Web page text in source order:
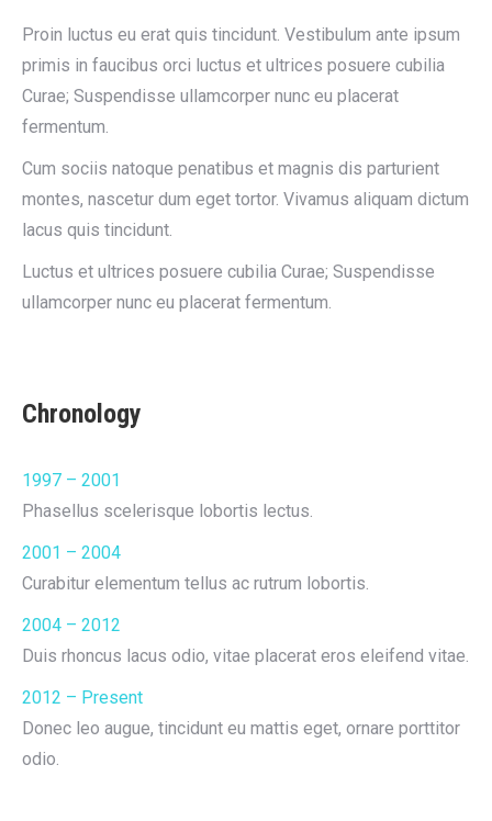
Proin luctus eu erat quis tincidunt. Vestibulum ante ipsum
primis in faucibus orci luctus et ultrices posuere cubilia
Curae; Suspendisse ullamcorper nunc eu placerat
fermentum.
Cum sociis natoque penatibus et magnis dis parturient
montes, nascetur dum eget tortor. Vivamus aliquam dictum
lacus quis tincidunt.
Luctus et ultrices posuere cubilia Curae; Suspendisse
ullamcorper nunc eu placerat fermentum.
Chronology
1997 – 2001
Phasellus scelerisque lobortis lectus.
2001 – 2004
Curabitur elementum tellus ac rutrum lobortis.
2004 – 2012
Duis rhoncus lacus odio, vitae placerat eros eleifend vitae.
2012 – Present
Donec leo augue, tincidunt eu mattis eget, ornare porttitor
odio.